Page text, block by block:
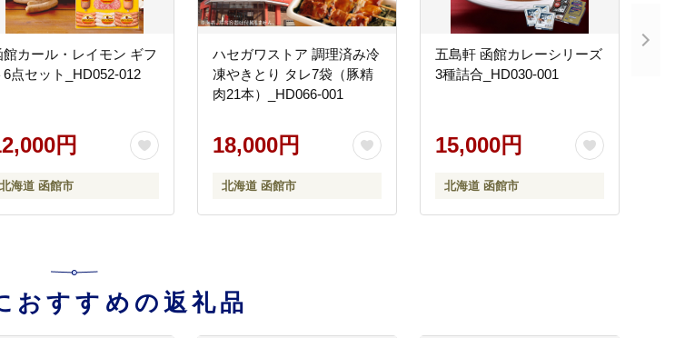
館カール・レイモン ギフ
6点セット_HD052-012
円
北海道 函館市
ハセガワストア 調理済み冷
凍やきとり タレ7袋（豚精
肉21本）_HD066-001
18,000円
北海道 函館市
五島軒 函館カレーシリーズ
3種詰合_HD030-001
15,000円
北海道 函館市
おすすめの返礼品